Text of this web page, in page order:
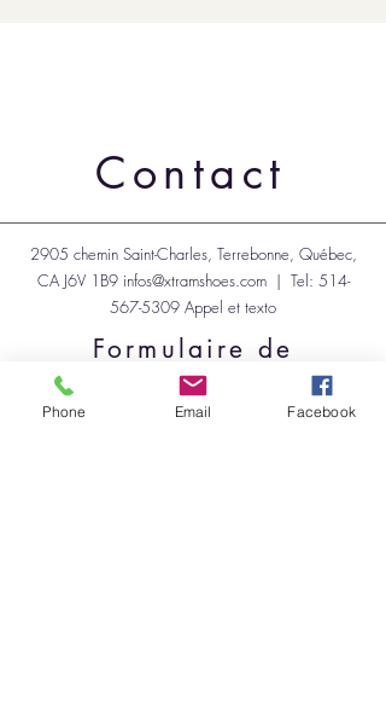
Contact
2905 chemin Saint-Charles, Terrebonne, Québec,
CA J6V 1B9 infos@xtramshoes.com| Tel: 514-
567-5309 Appel et texto
Formulaire de
demande de
kiosque
partout au Québec
Phone Email Facebook